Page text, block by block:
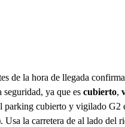
de la hora de llegada
ya que es cubierto,
cubierto y vigilado G2
la carretera de al lado